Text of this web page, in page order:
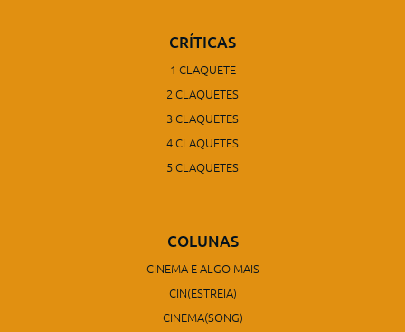
CRÍTICAS
1 CLAQUETE
2 CLAQUETES
3 CLAQUETES
4 CLAQUETES
5 CLAQUETES
COLUNAS
CINEMA E ALGO MAIS
CIN(ESTREIA)
CINEMA(SONG)